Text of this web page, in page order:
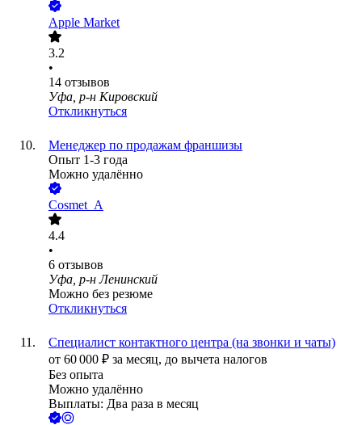
Apple Market
3.2
•
14 отзывов
Уфа, р-н Кировский
Откликнуться
Менеджер по продажам франшизы
Опыт 1-3 года
Можно удалённо
Cosmet_A
4.4
•
6 отзывов
Уфа, р-н Ленинский
Можно без резюме
Откликнуться
Специалист контактного центра (на звонки и чаты)
от 60 000 ₽ за месяц, до вычета налогов
Без опыта
Можно удалённо
Выплаты: Два раза в месяц